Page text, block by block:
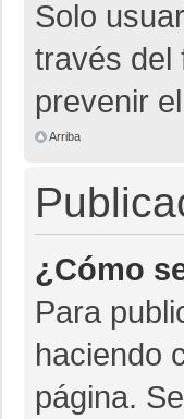
Solo
través del
prevenir
Arriba
¿Cómo
Para
haciendo
página.